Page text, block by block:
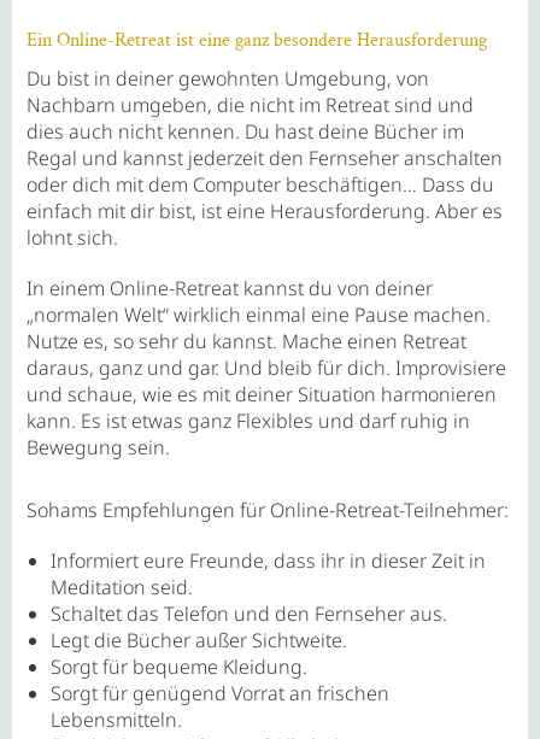
Ein Online-Retreat ist eine ganz besondere Herausforderung
Du bist in deiner gewohnten Umgebung, von
Nachbarn umgeben, die nicht im Retreat sind und
dies auch nicht kennen. Du hast deine Bücher im
Regal und kannst jederzeit den Fernseher anschalten
oder dich mit dem Computer beschäftigen… Dass du
einfach mit dir bist, ist eine Herausforderung. Aber es
lohnt sich.
In einem Online-Retreat kannst du von deiner
„normalen Welt“ wirklich einmal eine Pause machen.
Nutze es, so sehr du kannst. Mache einen Retreat
daraus, ganz und gar. Und bleib für dich. Improvisiere
und schaue, wie es mit deiner Situation harmonieren
kann. Es ist etwas ganz Flexibles und darf ruhig in
Bewegung sein.
Sohams Empfehlungen für Online-Retreat-Teilnehmer:
Informiert eure Freunde, dass ihr in dieser Zeit in
Meditation seid.
Schaltet das Telefon und den Fernseher aus.
Legt die Bücher außer Sichtweite.
Sorgt für bequeme Kleidung.
Sorgt für genügend Vorrat an frischen
Lebensmitteln.